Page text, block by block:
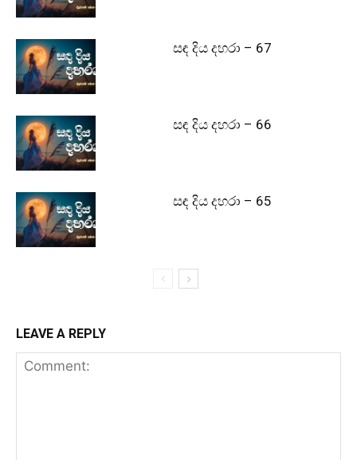
සඳ දිය දහරා – 67
සඳ දිය දහරා – 66
සඳ දිය දහරා – 65
LEAVE A REPLY